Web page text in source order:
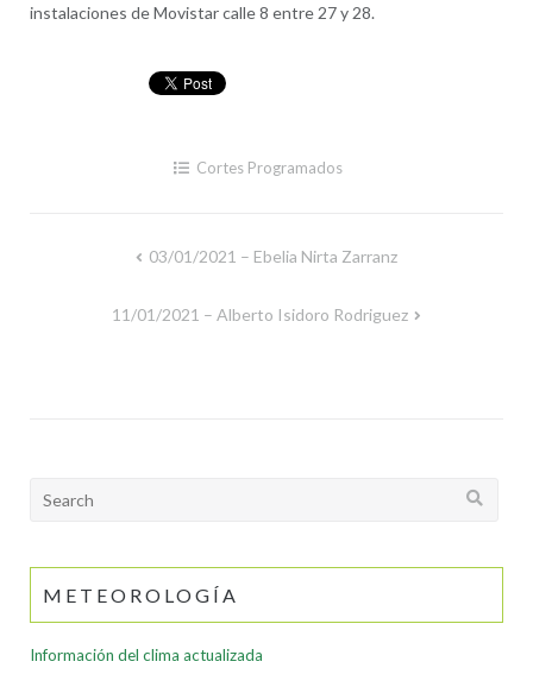
instalaciones de Movistar calle 8 entre 27 y 28.
Cortes Programados
03/01/2021 – Ebelia Nirta Zarranz
11/01/2021 – Alberto Isidoro Rodriguez
Search
METEOROLOGÍA
Información del clima actualizada